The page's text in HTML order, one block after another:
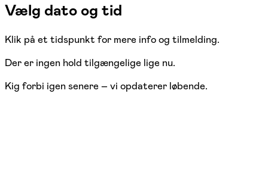
Vælg dato og tid
Klik på et tidspunkt for mere info og tilmelding.
Der er ingen hold tilgængelige lige nu.
Kig forbi igen senere – vi opdaterer løbende.